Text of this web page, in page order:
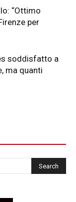
“Ottimo
per
soddisfatto a
ma quanti